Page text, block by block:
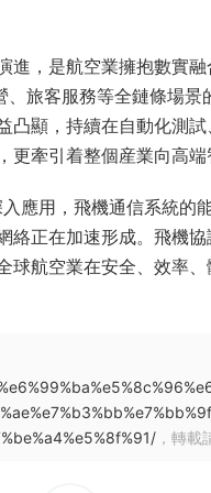
，是航空業擁抱數實
旅客服務等全鏈條場
凸顯，持續在自動化測
牽引着整個産業向高
應用，飛機通信系統的
正在加速形成。飛機
航空業在安全、效率
，轉載